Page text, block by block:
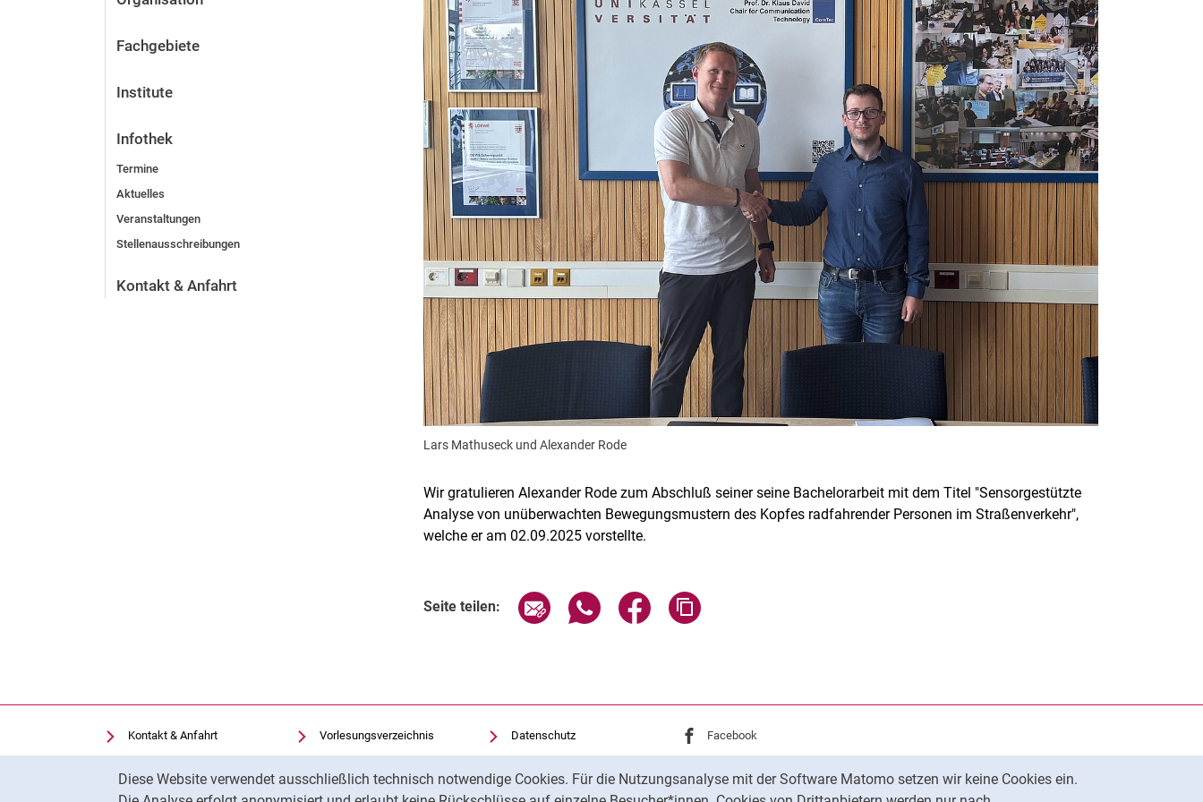
Diese Website verwendet ausschließlich technisch notwendige Cookies. Für die Nutzungsanalyse mit der Software Matomo setzen wir keine Cookies ein.
Fachgebiete
Institute
Infothek
Termine
Aktuelles
Veranstaltungen
Stellenausschreibungen
Kontakt & Anfahrt
Lars Mathuseck und Alexander Rode
Wir gratulieren Alexander Rode zum Abschluß seiner seine Bachelorarbeit mit dem Titel "Sensorgestützte
Analyse von unüberwachten Bewegungsmustern des Kopfes radfahrender Personen im Straßenverkehr",
welche er am 02.09.2025 vorstellte.
Seite teilen: Seite über E-Mail teilen
Seite über WhatsApp teilen (externer Link, öffnet neues Fenster)
Seite über Facebook teilen (externer Link, öffnet neues Fenster)
Kontakt & Anfahrt
Einrichtungen suchen
Stellenangebote
Vorlesungsverzeichnis
Uni-Bibliothek
Moodle
Datenschutz
Barrierefreiheit
Transparenter KI-Einsatz
Externer Link: Universität Kassel auf
Facebook
Externer Link: Universität Kassel auf
Youtube(öffnet neues Fenster)
Externer Link: Universität Kassel auf
Instagram(öffnet neues Fenster)